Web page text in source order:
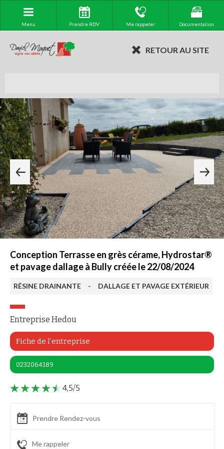
Menu Prendre RDV Me rappeler Documentation
RETOUR AU SITE
Conception Terrasse en grès cérame, Hydrostar®
et pavage dallage à Bully créée le 22/08/2024
RÉSINE DRAINANTE - DALLAGE ET PAVAGE EXTÉRIEUR
Entreprise Hedou
Fiche de l'entreprise
0232064189
4,5/5
Prendre Rendez-vous
Me rappeler